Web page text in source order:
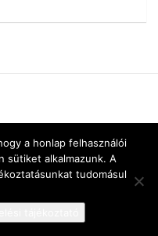
a honlap felhasználói
sütiket alkalmazunk. A
tudomásul